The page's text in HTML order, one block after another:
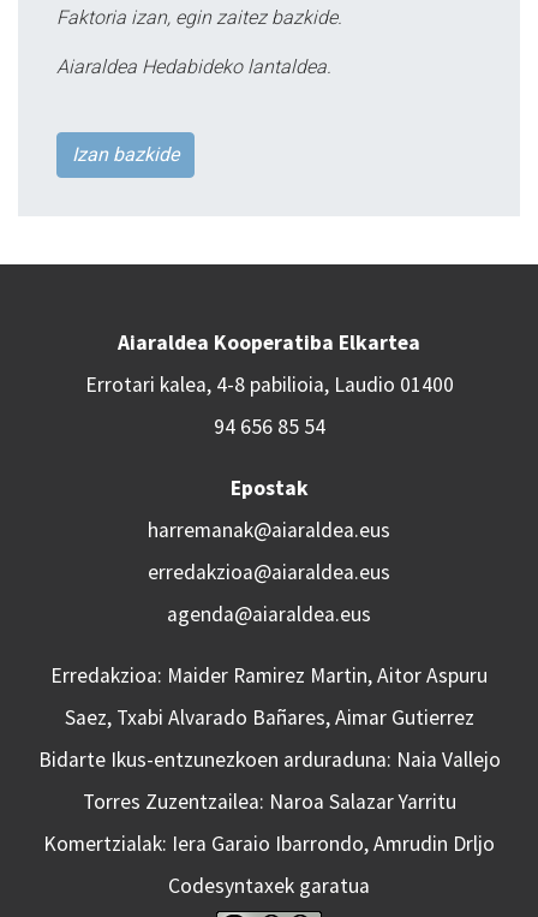
Faktoria izan, egin zaitez bazkide.
Aiaraldea Hedabideko lantaldea.
Izan bazkide
Aiaraldea Kooperatiba Elkartea
Errotari kalea, 4-8 pabilioia, Laudio 01400
94 656 85 54
Epostak
harremanak@aiaraldea.eus
erredakzioa@aiaraldea.eus
agenda@aiaraldea.eus
Erredakzioa: Maider Ramirez Martin, Aitor Aspuru
Saez, Txabi Alvarado Bañares, Aimar Gutierrez
Bidarte Ikus-entzunezkoen arduraduna: Naia Vallejo
Torres Zuzentzailea: Naroa Salazar Yarritu
Komertzialak: Iera Garaio Ibarrondo, Amrudin Drljo
Codesyntaxek garatua